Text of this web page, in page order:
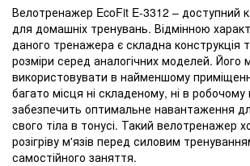
Велотренажер EcoFit E-3312 – доступний
для домашніх тренувань. Відмінною
даного тренажера є складна конструкція
розміри серед аналогічних моделей. Його
використовувати в найменшому
багато місця ні складеному, ні в робочому
забезпечить оптимальне навантаження
свого тіла в тонусі. Такий велотренажер
розігріву м'язів перед силовим
самостійного заняття.